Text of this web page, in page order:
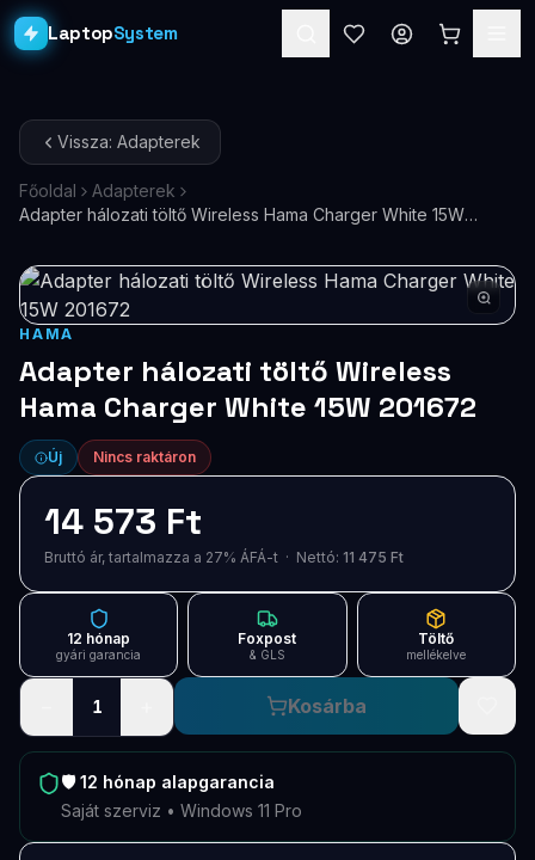
LaptopSystem
Asztali PC-k
Workstation PRO
Monitorok
Dokkolók
Kiegészítők
Akciók
Blog
Támogatás
Új termékek
Keresés
Vissza: Adapterek
Főoldal
Adapterek
Adapter hálozati töltő Wireless Hama Charger White 15W
HAMA
Adapter hálozati töltő Wireless
Hama Charger White 15W 201672
Új Nincs raktáron
14 573 Ft
Bruttó ár, tartalmazza a 27% ÁFÁ-t · Nettó: 11 475 Ft
12 hónap
gyári garancia
Foxpost
& GLS
Töltő
mellékelve
1 Kosárba
🛡️12 hónap alapgarancia
Saját szerviz • Windows 11 Pro